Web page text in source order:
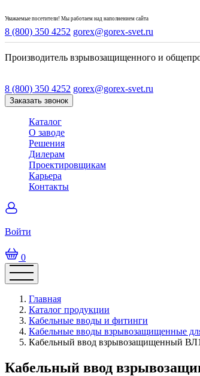
Уважаемые посетители! Мы работаем над наполнением сайта
8 (800) 350 4252 gorex@gorex-svet.ru
Производитель взрывозащищенного и
8 (800) 350 4252 gorex@gorex-svet.ru
Заказать звонок
Каталог
О заводе
Решения
Дилерам
Проектировщикам
Карьера
Контакты
Войти
0
Главная
Каталог продукции
Кабельные вводы и фитинги
Кабельные вводы взрывозащищенные
Кабельный ввод взрывозащищенный
Кабельный ввод